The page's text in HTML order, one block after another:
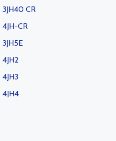
3JH40 CR
4JH-CR
3JH5E
4JH2
4JH3
4JH4